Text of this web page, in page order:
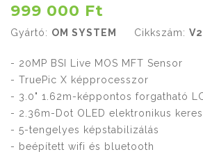
999 000 Ft
Gyártó: OM SYSTEM Cikkszám:
- 20MP BSI Live MOS MFT Sensor
- TruePic X képprocesszor
- 3.0" 1.62m-képpontos forgatható
- 2.36m-Dot OLED elektronikus
- 5-tengelyes képstabilizálás
- beépített wifi és bluetooth